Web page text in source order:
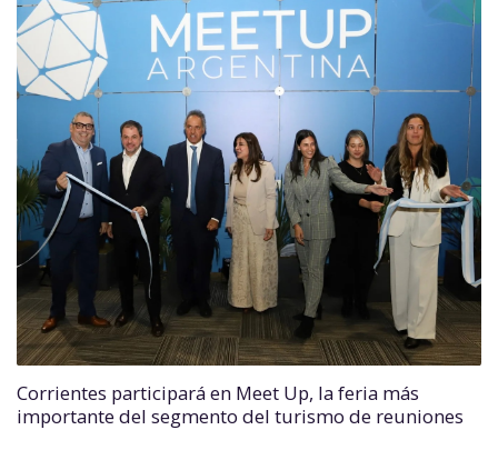
Corrientes participará en Meet Up, la feria más
importante del segmento del turismo de reuniones